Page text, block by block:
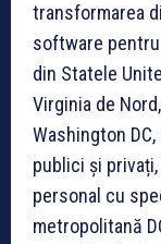
transformarea
software
din Statele
Virginia de
Washington
publici și
personal cu
metropolitană